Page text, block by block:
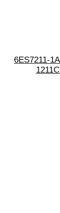
6ES7211-